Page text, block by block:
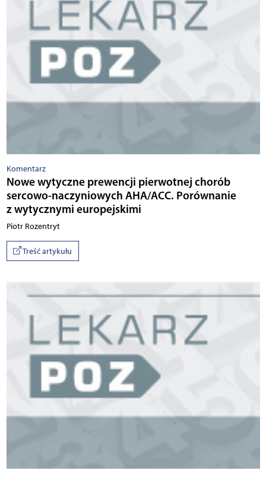
Komentarz
Nowe wytyczne prewencji pierwotnej chorób
sercowo-naczyniowych AHA/ACC. Porównanie
z wytycznymi europejskimi
Piotr Rozentryt
Treść artykułu